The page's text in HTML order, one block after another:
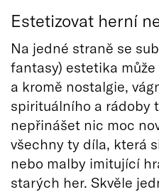
Estetizovat herní
Na jedné straně se
fantasy) estetika
a kromě nostalgie,
spirituálního a rádoby
nepřinášet nic moc
všechny ty díla, která
nebo malby imitující
starých her. Skvěle